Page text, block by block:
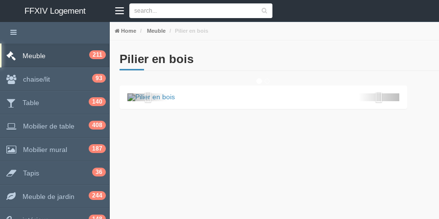
FFXIV Logement
Home Meuble Pilier en bois
Pilier en bois
Meuble 211
chaise/lit 93
Table 140
Mobilier de table 408
Mobilier mural 187
Tapis 36
Meuble de jardin 244